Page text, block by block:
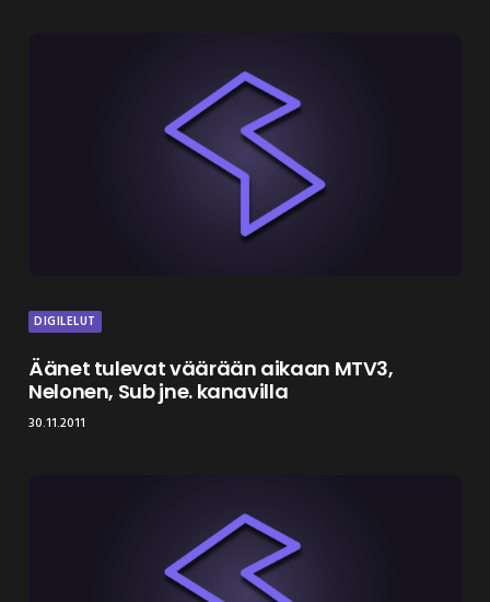
DIGILELUT
Äänet tulevat väärään aikaan MTV3,
Nelonen, Sub jne. kanavilla
30.11.2011